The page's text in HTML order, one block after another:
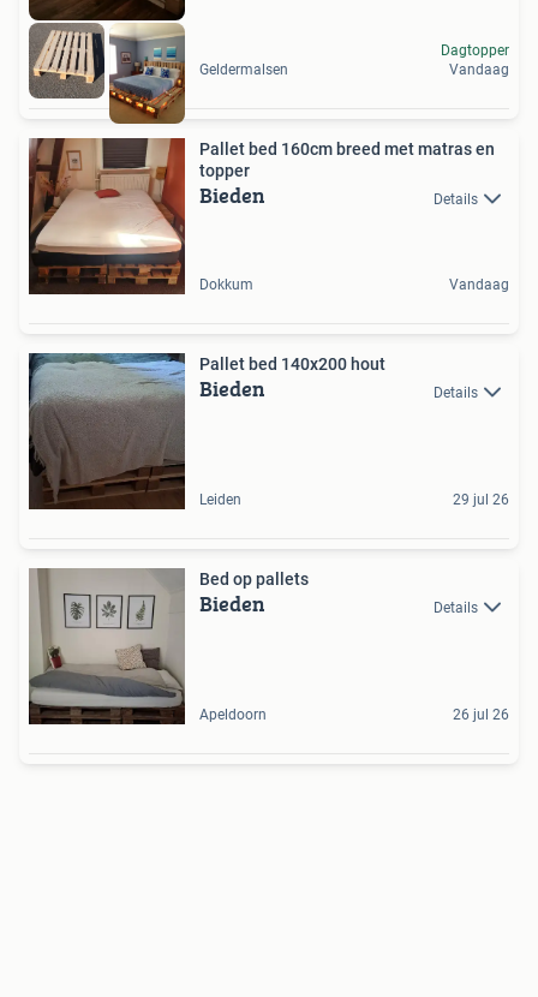
Geldermalsen
Dagtopper
Vandaag
Pallet bed 160cm breed met matras en
topper
Bieden Details
Dokkum Vandaag
Pallet bed 140x200 hout
Bieden Details
Leiden 29 jul 26
Bed op pallets
Bieden Details
Apeldoorn 26 jul 26